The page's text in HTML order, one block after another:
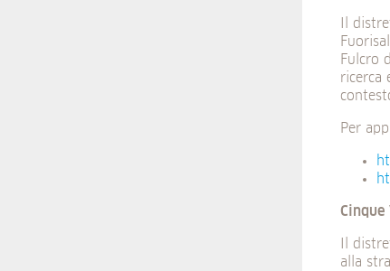
Il
Fulcro
ricerca
Per
Cinque
Il
alla